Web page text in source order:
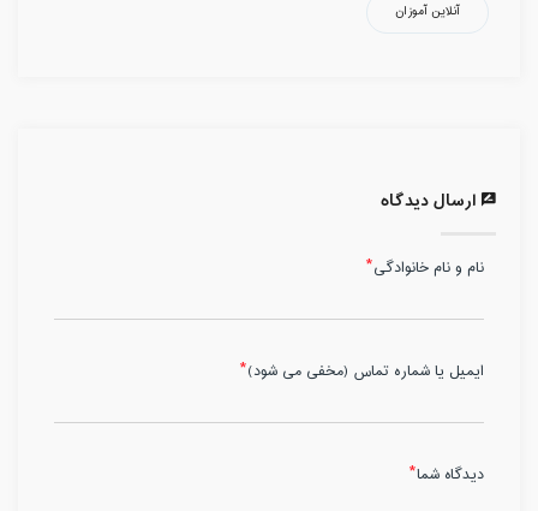
آنلاین آموزان
ارسال دیدگاه
نام و نام خانوادگی
ایمیل یا شماره تماس (مخفی می شود)
دیدگاه شما